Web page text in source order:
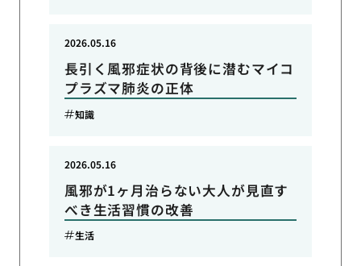
長引く風邪症状の背後に潜むマイコ
プラズマ肺炎の正体
2026.05.16
知識
風邪が1ヶ月治らない大人が見直す
べき生活習慣の改善
2026.05.16
生活